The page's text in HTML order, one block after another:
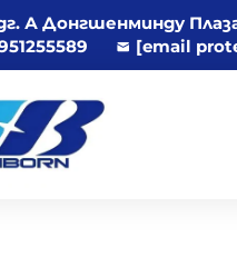
А Донгшенминду
[email